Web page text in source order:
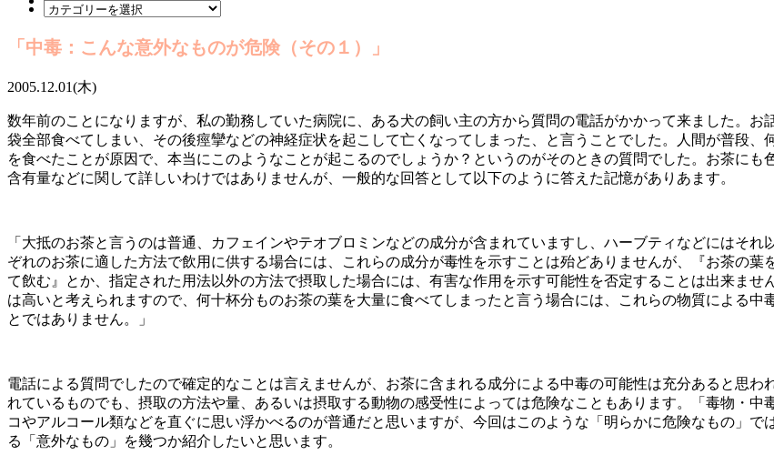
「中毒：こんな意外なものが危険（その１）」
2005.12.01(木)
数年前のことになりますが、私の勤務していた病院に、ある犬の飼い主の方から質問の電話がかかって来ました。
袋全部食べてしまい、その後痙攣などの神経症状を起こして亡くなってしまった、と言うことでした。人間が普段、
を食べたことが原因で、本当にこのようなことが起こるのでしょうか？というのがそのときの質問でした。お茶に
含有量などに関して詳しいわけではありませんが、一般的な回答として以下のように答えた記憶がありあます。
「大抵のお茶と言うのは普通、カフェインやテオブロミンなどの成分が含まれていますし、ハーブティなどにはそ
ぞれのお茶に適した方法で飲用に供する場合には、これらの成分が毒性を示すことは殆どありませんが、『お茶の
て飲む』とか、指定された用法以外の方法で摂取した場合には、有害な作用を示す可能性を否定することは出来ま
は高いと考えられますので、何十杯分ものお茶の葉を大量に食べてしまったと言う場合には、これらの物質による
とではありません。」
電話による質問でしたので確定的なことは言えませんが、お茶に含まれる成分による中毒の可能性は充分あると思
れているものでも、摂取の方法や量、あるいは摂取する動物の感受性によっては危険なこともあります。「毒物・
コやアルコール類などを直ぐに思い浮かべるのが普通だと思いますが、今回はこのような「明らかに危険なもの」
る「意外なもの」を幾つか紹介したいと思います。